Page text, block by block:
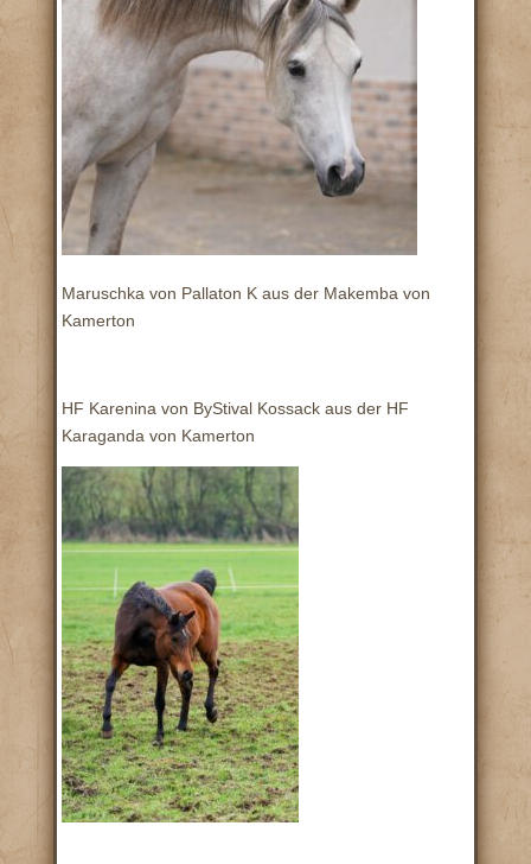
Maruschka von Pallaton K aus der Makemba von
Kamerton
HF Karenina von ByStival Kossack aus der HF
Karaganda von Kamerton